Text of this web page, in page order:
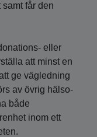
får den
eller
att minst en
ge vägledning
av övrig hälso-
både
inom ett